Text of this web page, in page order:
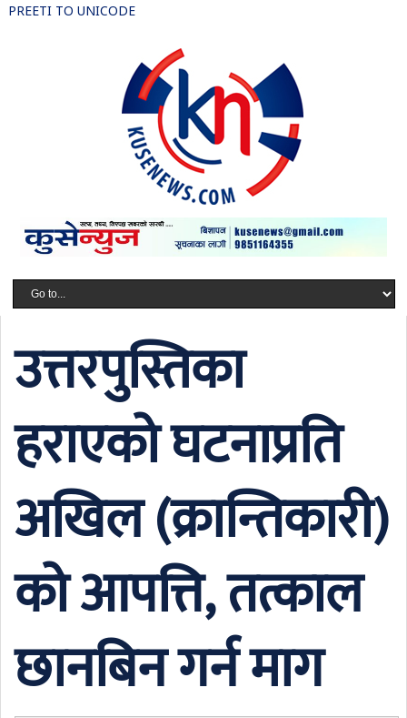
PREETI TO UNICODE
उत्तरपुस्तिका
हराएको घटनाप्रति
अखिल (क्रान्तिकारी)
को आपत्ति, तत्काल
छानबिन गर्न माग